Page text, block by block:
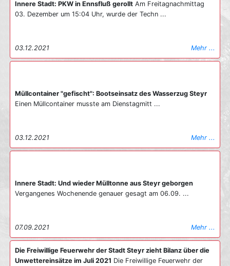
Innere Stadt: PKW in Ennsfluß gerollt Am Freitagnachmittag
03. Dezember um 15:04 Uhr, wurde der Techn ...
03.12.2021 Mehr ...
Müllcontainer "gefischt": Bootseinsatz des Wasserzug Steyr
Einen Müllcontainer musste am Dienstagmitt ...
03.12.2021 Mehr ...
Innere Stadt: Und wieder Mülltonne aus Steyr geborgen
Vergangenes Wochenende genauer gesagt am 06.09. ...
07.09.2021 Mehr ...
Die Freiwillige Feuerwehr der Stadt Steyr zieht Bilanz über die
Unwettereinsätze im Juli 2021 Die Freiwillige Feuerwehr der